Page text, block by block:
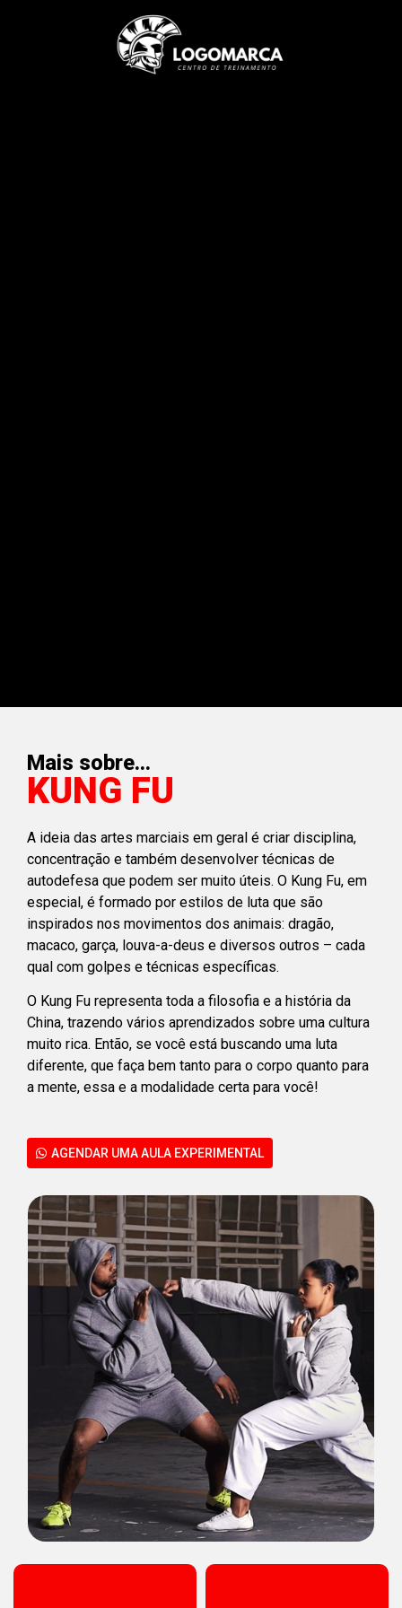
Mais sobre...
KUNG FU
A ideia das artes marciais em geral é criar disciplina,
concentração e também desenvolver técnicas de
autodefesa que podem ser muito úteis. O Kung Fu, em
especial, é formado por estilos de luta que são
inspirados nos movimentos dos animais: dragão,
macaco, garça, louva-a-deus e diversos outros – cada
qual com golpes e técnicas específicas.
O Kung Fu representa toda a filosofia e a história da
China, trazendo vários aprendizados sobre uma cultura
muito rica. Então, se você está buscando uma luta
diferente, que faça bem tanto para o corpo quanto para
a mente, essa e a modalidade certa para você!
AGENDAR UMA AULA EXPERIMENTAL